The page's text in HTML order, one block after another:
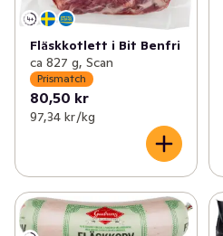
Fläskkotlett i Bit Benfri
ca 827 g, Scan
Prismatch
80,50 kr
97,34 kr /kg